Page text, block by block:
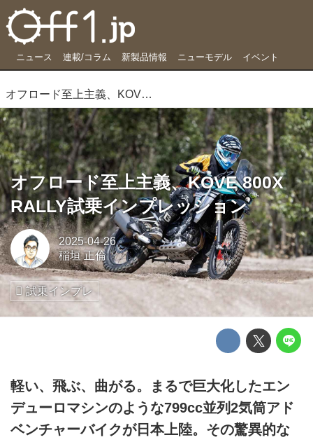
ニュース 連載/コラム 新製品情報 ニューモデル イベント
オフロード至上主義、KOVE 800X RALLY試乗インプレッション
オフロード至上主義、KOVE 800X
RALLY試乗インプレッション
2025-04-26
稲垣 正倫
試乗インプレ
軽い、飛ぶ、曲がる。まるで巨大化したエン
デューロマシンのような799cc並列2気筒アド
ベンチャーバイクが日本上陸。その驚異的な